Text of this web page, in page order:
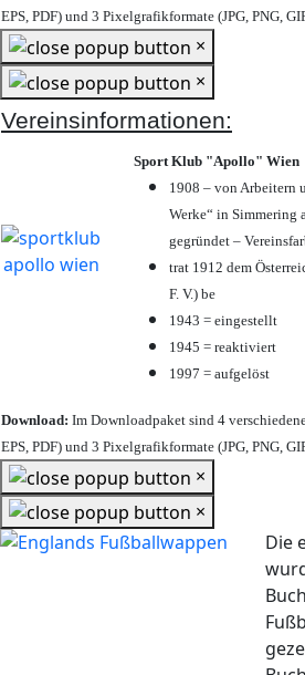
EPS, PDF) und 3 Pixelgrafikformate (JPG, PNG,
×
×
Vereinsinformationen:
Sport Klub "Apollo" Wien
1908 – von Arbeitern
Werke“ in Simmering
gegründet –
trat 1912 dem
F. V.) be
1943 = eingestellt
1945 = reaktiviert
1997 = aufgelöst
Download: Im Downloadpaket sind 4
EPS, PDF) und 3 Pixelgrafikformate (JPG, PNG,
×
×
Die